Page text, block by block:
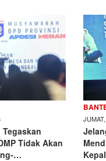
Tegaskan
Tidak Akan
…